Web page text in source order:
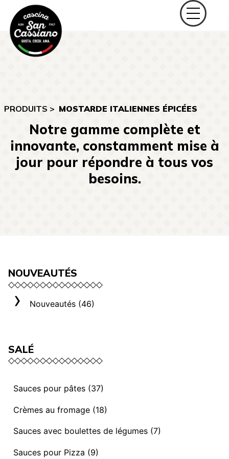
PRODUITS > MOSTARDE ITALIENNES ÉPICÉES
Notre gamme complète et
innovante, constamment mise à
jour pour répondre à tous vos
besoins.
NOUVEAUTÉS
Nouveautés (46)
SALÉ
Sauces pour pâtes (37)
Sauces et ragoûts végétaliens (13)
Sauces “ I mediterranei” (3)
Sauces et ragoûts (14)
Crèmes au fromage (18)
Sélection Rome (3)
Crèmes au fromage (8)
Sauces avec boulettes de légumes (7)
Sauces avec Boulettes de légumes (7)
Sauces pour Pizza (9)